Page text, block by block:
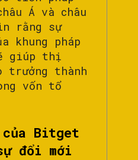
Á và châu
rằng sự
khung pháp
giúp thị
trưởng thành
vốn tổ
Bitget
đổi mới